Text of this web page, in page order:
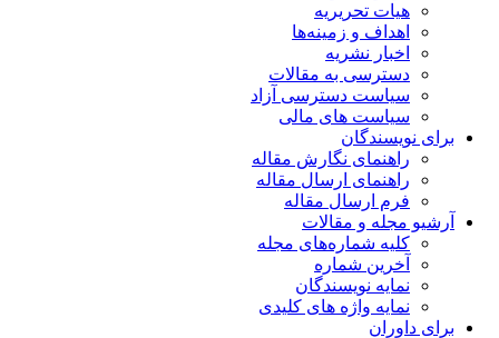
هیات تحریریه
اهداف و زمینه‌ها
اخبار نشریه
دسترسی به مقالات
سیاست دسترسی آزاد
سیاست های مالی
برای نویسندگان
راهنمای نگارش مقاله
راهنمای ارسال مقاله
فرم ارسال مقاله
آرشیو مجله و مقالات
کلیه شماره‌های مجله
آخرین شماره
نمایه نویسندگان
نمایه واژه های کلیدی
برای داوران